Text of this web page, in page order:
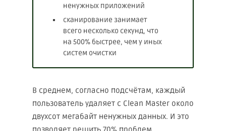
ненужных приложений
сканирование занимает
всего несколько секунд, что
на 500% быстрее, чем у иных
систем очистки
В среднем, согласно подсчётам, каждый
пользователь удаляет с Clean Master около
двухсот мегабайт ненужных данных. И это